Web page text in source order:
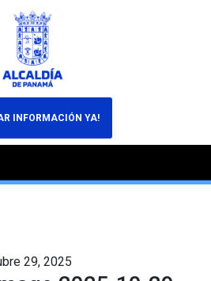
INFORMACIÓN YA!
29, 2025